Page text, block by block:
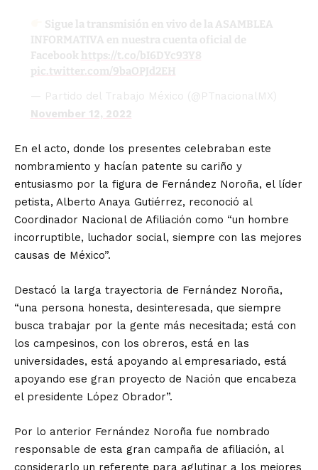
Sigue la transmisión en vivo de la ASAMBLEA
INFORMATIVA en nuestra cuenta oficial de
Facebook https://t.co/bI6DYc93Y8
pic.twitter.com/9baOPJd2EH
— Partido del Trabajo México (@PTnacionalMX)
November 12, 2022
En el acto, donde los presentes celebraban este
nombramiento y hacían patente su cariño y
entusiasmo por la figura de Fernández Noroña, el líder
petista, Alberto Anaya Gutiérrez, reconoció al
Coordinador Nacional de Afiliación como “un hombre
incorruptible, luchador social, siempre con las mejores
causas de México”.
Destacó la larga trayectoria de Fernández Noroña,
“una persona honesta, desinteresada, que siempre
busca trabajar por la gente más necesitada; está con
los campesinos, con los obreros, está en las
universidades, está apoyando al empresariado, está
apoyando ese gran proyecto de Nación que encabeza
el presidente López Obrador”.
Por lo anterior Fernández Noroña fue nombrado
responsable de esta gran campaña de afiliación, al
considerarlo un referente para aglutinar a los mejores